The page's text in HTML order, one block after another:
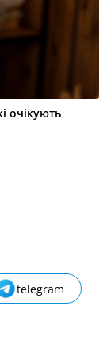
очікують
telegram